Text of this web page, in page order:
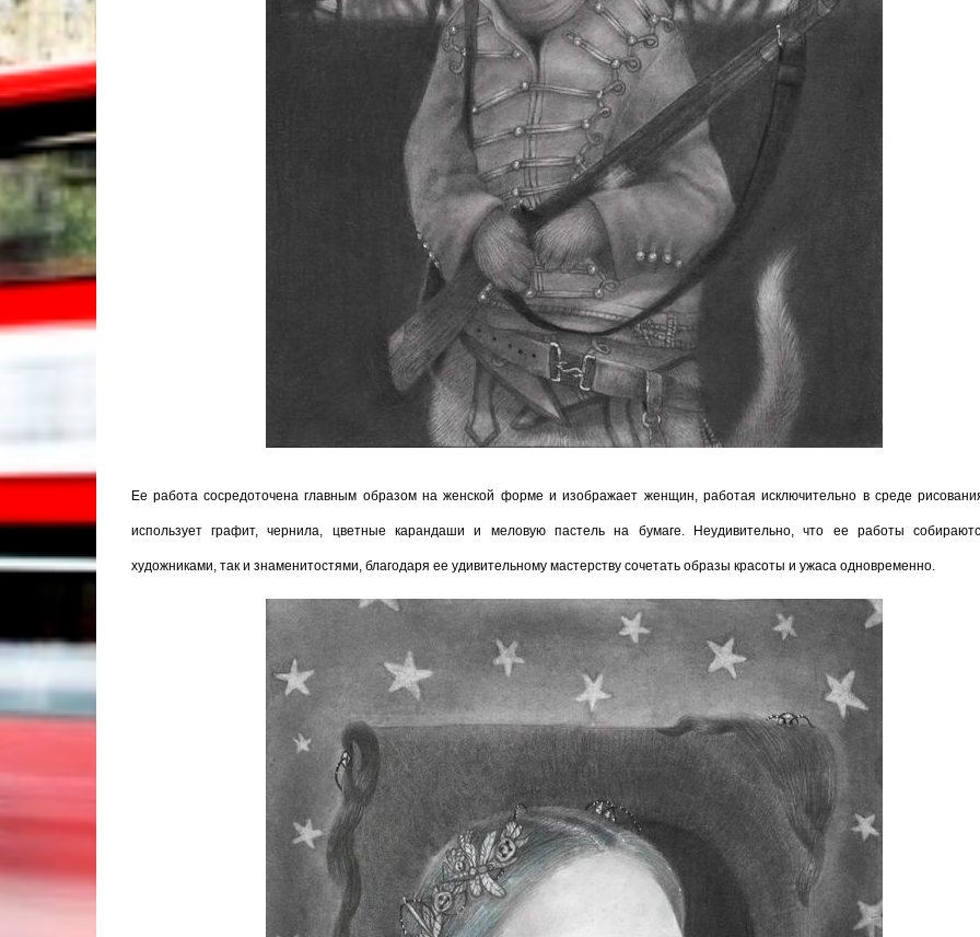
Ее работа сосредоточена главным образом на женской форме и изображает женщин, работая исключительно в среде
использует графит, чернила, цветные карандаши и меловую пастель на бумаге. Неудивительно, что ее работы
художниками, так и знаменитостями, благодаря ее удивительному мастерству сочетать образы красоты и ужаса одновременно.